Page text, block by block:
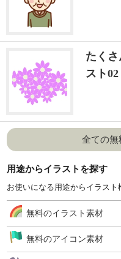
たく
スト02
全ての無
用途からイラストを探す
お使いになる用途からイラスト
無料のイラスト素材
無料のアイコン素材